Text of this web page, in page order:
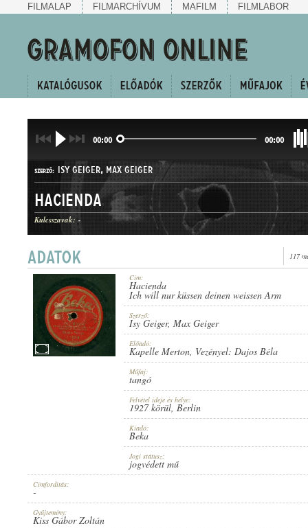
FILMALAP FILMARCHÍVUM MAFILM FILMLABOR
00:00 00:00
SZERZŐ: ISY GEIGER, MAX GEIGER
MŰFAJ: TANGÓ
BEKA
Hacienda
Kulcsszavak: -
117
Cím:
Hacienda
Ich will nur küssen deinen weissen Arm
Szerző:
Isy Geiger, Max Geiger
Előadó:
Kapelle Merton, Vezényel: Dajos Béla
Műfaj:
tangó
Felvétel ideje és helye:
1927 körül, Berlin
Kiadó:
Beka
Jogi státusz:
jogvédett mű
Címfordítás:
-
Gyűjtemény:
Kiss Gábor Zoltán